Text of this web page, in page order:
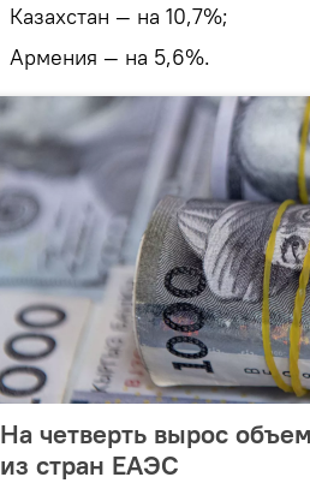
Казахстан — на 10,7%;
Армения — на 5,6%.
На четверть вырос
из стран ЕАЭС